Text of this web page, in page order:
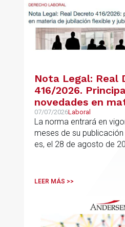
Nota Legal: Real
416/2026.
novedades en
jubilación flexible
demorada
07/07/2026Laboral
La norma entrará en
meses de su publicación
es, el 28 de agosto de
LEER MÁS >>